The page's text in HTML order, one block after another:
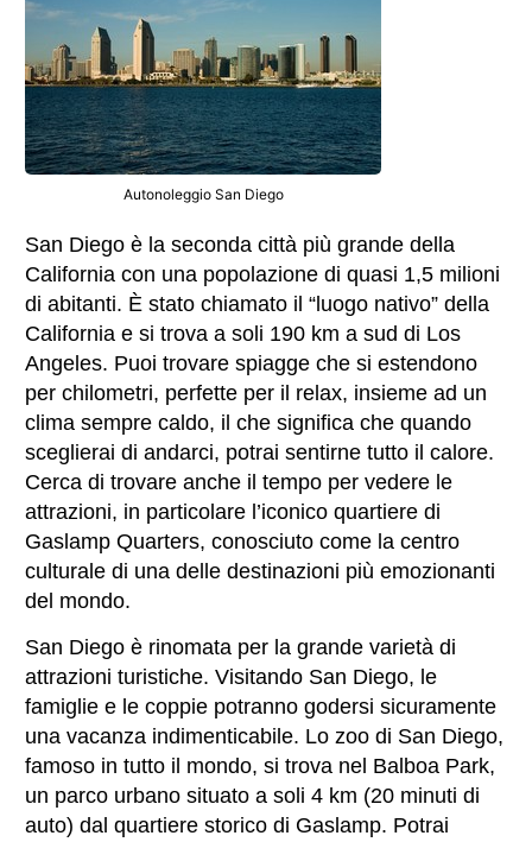
Autonoleggio San Diego
San Diego è la seconda città più grande della
California con una popolazione di quasi 1,5 milioni
di abitanti. È stato chiamato il “luogo nativo” della
California e si trova a soli 190 km a sud di Los
Angeles. Puoi trovare spiagge che si estendono
per chilometri, perfette per il relax, insieme ad un
clima sempre caldo, il che significa che quando
sceglierai di andarci, potrai sentirne tutto il calore.
Cerca di trovare anche il tempo per vedere le
attrazioni, in particolare l’iconico quartiere di
Gaslamp Quarters, conosciuto come la centro
culturale di una delle destinazioni più emozionanti
del mondo.
San Diego è rinomata per la grande varietà di
attrazioni turistiche. Visitando San Diego, le
famiglie e le coppie potranno godersi sicuramente
una vacanza indimenticabile. Lo zoo di San Diego,
famoso in tutto il mondo, si trova nel Balboa Park,
un parco urbano situato a soli 4 km (20 minuti di
auto) dal quartiere storico di Gaslamp. Potrai